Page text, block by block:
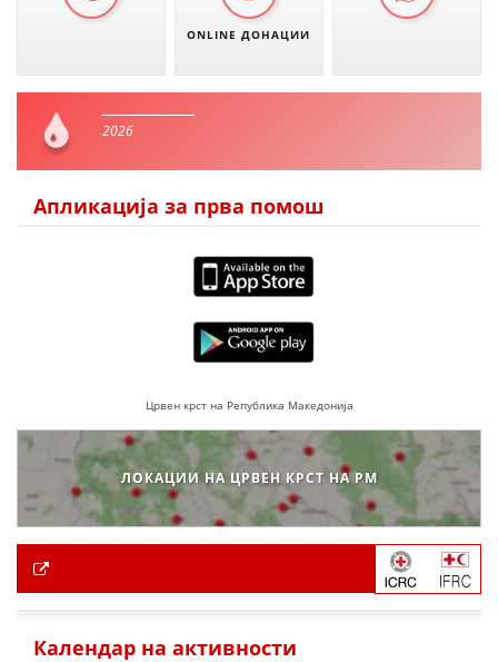
ONLINE ДОНАЦИИ
2026
Апликација за прва помош
Црвен крст на Република Македонија
ЛОКАЦИИ НА ЦРВЕН КРСТ НА РМ
Календар на активности